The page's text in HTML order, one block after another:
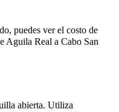
puedes ver el costo de
Aguila Real a Cabo San
abierta. Utiliza